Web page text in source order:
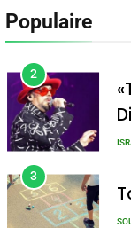
Populaire
2
3